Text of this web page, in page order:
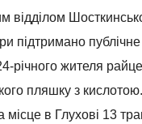
відділом
підтримано
річного жителя
пляшку з
місце в Глухові 13